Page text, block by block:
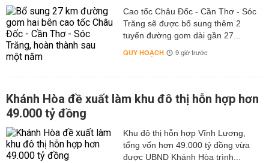
Cao tốc Châu Đốc - Cần Thơ - Sóc
Trăng sẽ được bổ sung thêm 2
tuyến đường gom dài gần 27...
QUY HOẠCH 9 giờ trước
Khánh Hòa đề xuất làm khu đô thị hỗn hợp hơn
49.000 tỷ đồng
Khu đô thị hỗn hợp Vĩnh Lương,
tổng vốn hơn 49.000 tỷ đồng vừa
được UBND Khánh Hòa trình...